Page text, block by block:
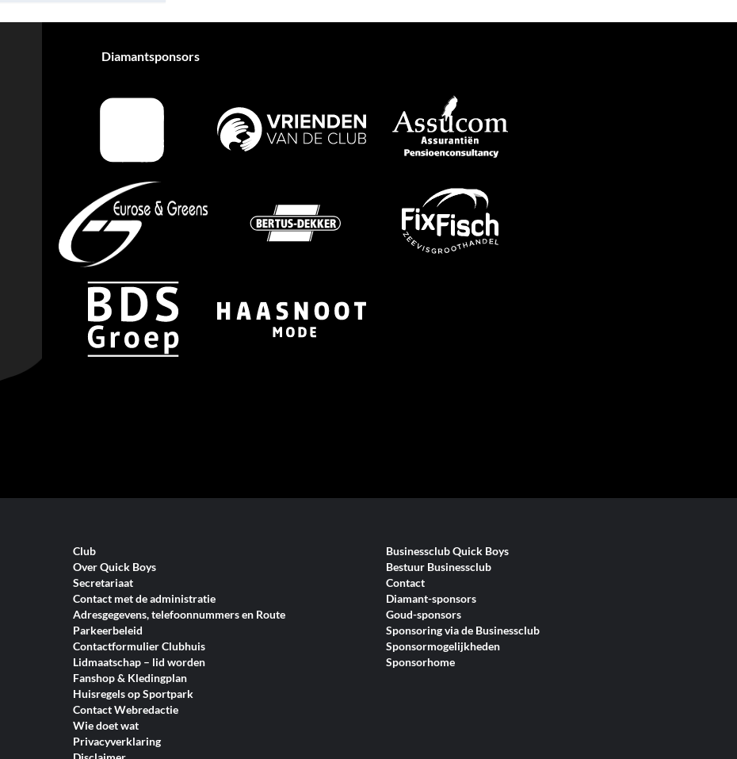
Diamantsponsors
Club
Over Quick Boys
Secretariaat
Contact met de administratie
Adresgegevens, telefoonnummers en Route
Parkeerbeleid
Contactformulier Clubhuis
Lidmaatschap – lid worden
Fanshop & Kledingplan
Huisregels op Sportpark
Contact Webredactie
Wie doet wat
Privacyverklaring
Businessclub Quick Boys
Bestuur Businessclub
Contact
Diamant-sponsors
Goud-sponsors
Sponsoring via de Businessclub
Sponsormogelijkheden
Sponsorhome